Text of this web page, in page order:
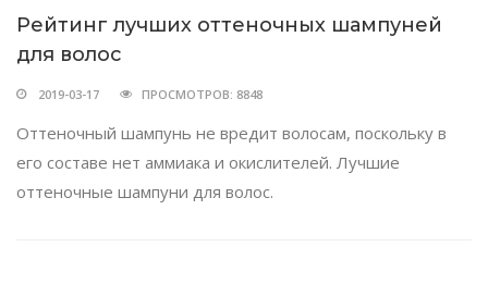
Рейтинг лучших оттеночных шампуней
для волос
2019-03-17 ПРОСМОТРОВ: 8848
Оттеночный шампунь не вредит волосам, поскольку в
его составе нет аммиака и окислителей. Лучшие
оттеночные шампуни для волос.